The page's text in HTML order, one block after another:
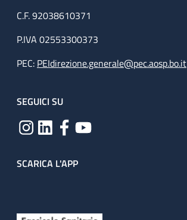
C.F. 92038610371
P.IVA 02553300373
PEC: PEIdirezione.generale@pec.aosp.bo.it
SEGUICI SU
SCARICA L'APP